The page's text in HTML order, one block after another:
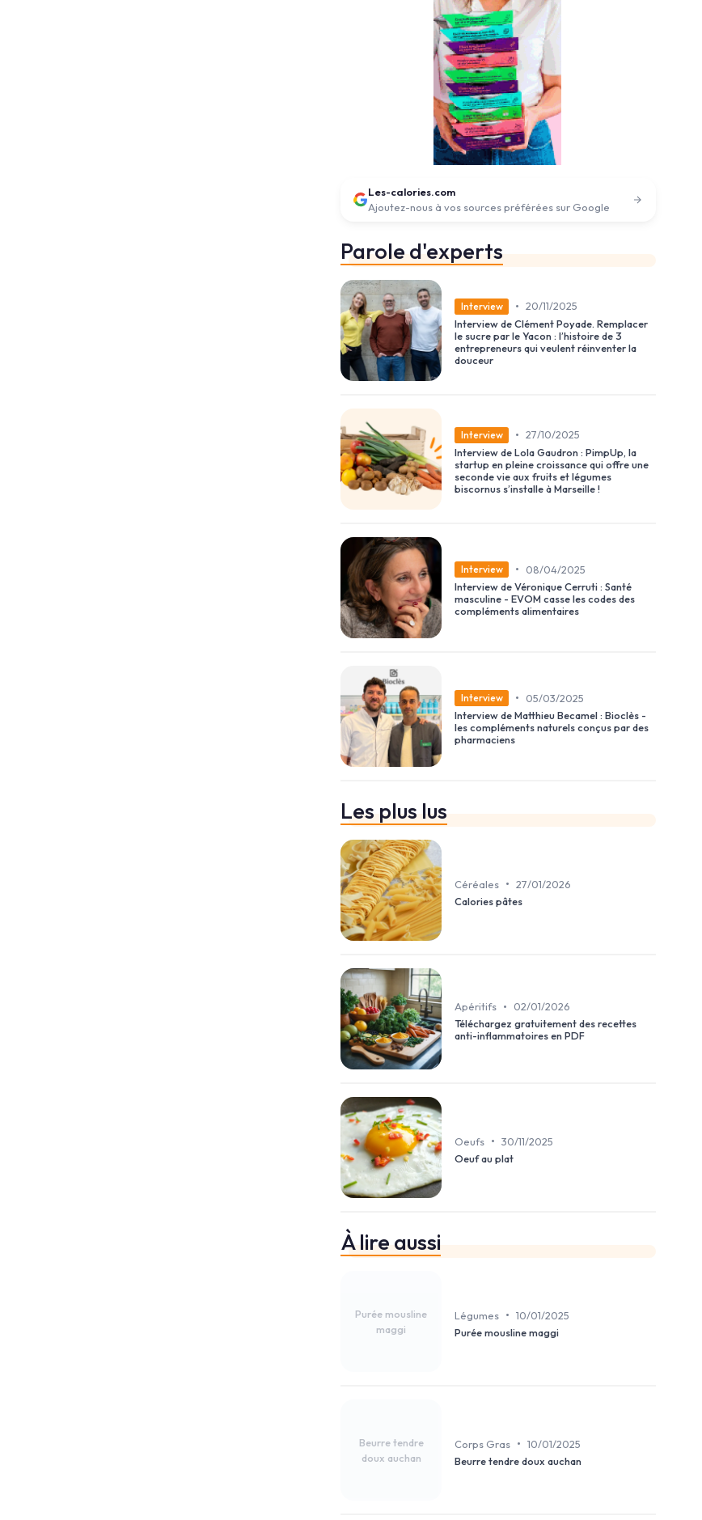
Les-calories.com
Ajoutez-nous à vos sources préférées sur Google
Parole d'experts
Interview • 20/11/2025
Interview de Clément Poyade. Remplacer
le sucre par le Yacon : l’histoire de 3
entrepreneurs qui veulent réinventer la
douceur
Interview • 27/10/2025
Interview de Lola Gaudron : PimpUp, la
startup en pleine croissance qui offre une
seconde vie aux fruits et légumes
biscornus s’installe à Marseille !
Interview •
08/04/2025
Interview de Véronique Cerruti : Santé
masculine - EVOM casse les codes des
compléments alimentaires
Interview •
05/03/2025
Interview de Matthieu Becamel : Bioclès -
les compléments naturels conçus par des
pharmaciens
Les plus lus
Céréales • 27/01/2026
Calories pâtes
Apéritifs •
02/01/2026
Téléchargez gratuitement des recettes
anti-inflammatoires en PDF
Oeufs • 30/11/2025
Oeuf au plat
À lire aussi
Purée mousline
maggi
Légumes • 10/01/2025
Purée mousline maggi
Beurre tendre
doux auchan
Corps Gras • 10/01/2025
Beurre tendre doux auchan